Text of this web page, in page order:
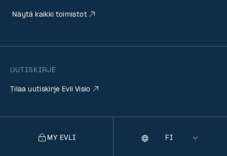
UUTISKIRJE
Tilaa uutiskirje Evli Visio
Näytä kaikki toimistot
MY EVLI
Selecting
Kieli